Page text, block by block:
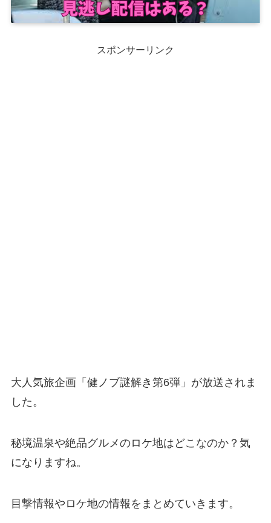
スポンサーリンク
大人気旅企画「健ノブ謎解き第6弾」が放送されま
した。
秘境温泉や絶品グルメのロケ地はどこなのか？気
になりますね。
目撃情報やロケ地の情報をまとめていきます。